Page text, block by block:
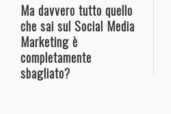
Ma davvero tutto quello
che sai sul Social Media
Marketing è
completamente
sbagliato?